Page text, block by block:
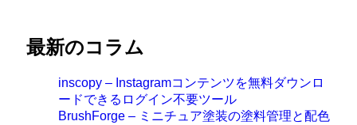
最新のコラム
inscopy – Instagramコンテンツを無料ダウンロ
ードできるログイン不要ツール
BrushForge – ミニチュア塗装の塗料管理と配色